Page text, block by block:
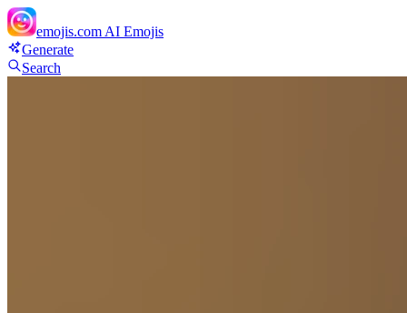
emojis.com AI Emojis
Generate
Search